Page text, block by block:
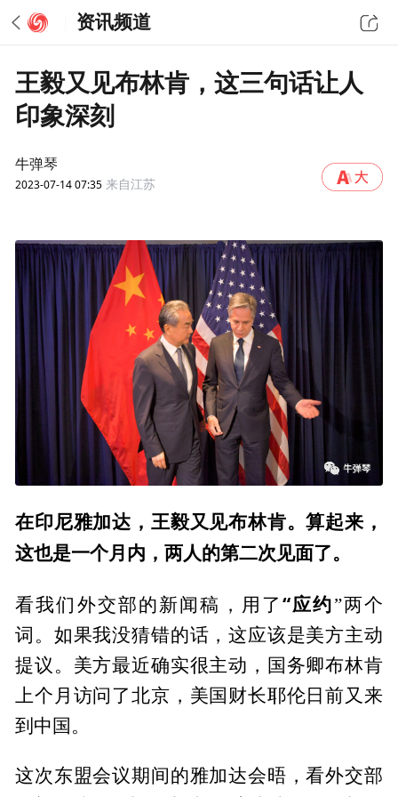
资讯频道
王毅又见布林肯，这三句话让人
印象深刻
牛弹琴
2023-07-14 07:35 来自江苏
在印尼雅加达，王毅又见布林肯。算起来，
这也是一个月内，两人的第二次见面了。
看我们外交部的新闻稿，用了“应约”两个
词。如果我没猜错的话，这应该是美方主动
提议。美方最近确实很主动，国务卿布林肯
上个月访问了北京，美国财长耶伦日前又来
到中国。
这次东盟会议期间的雅加达会晤，看外交部